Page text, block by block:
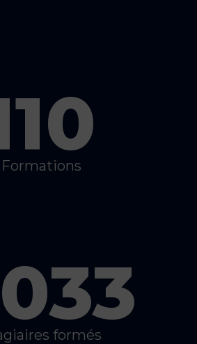
Formations
formés